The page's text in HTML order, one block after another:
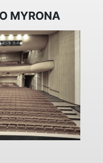
MYRONA